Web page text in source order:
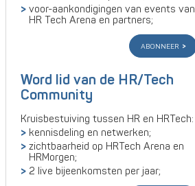
voor-aankondigingen van events van
HR Tech Arena en partners;
abonneer
Word lid van de HR/Tech
Community
Kruisbestuiving tussen HR en HRTech:
kennisdeling en netwerken;
zichtbaarheid op HRTech Arena en
HRMorgen;
2 live bijeenkomsten per jaar;